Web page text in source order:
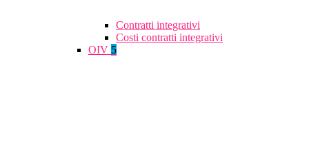
Contratti integrativi
Costi contratti integrativi
OIV 5